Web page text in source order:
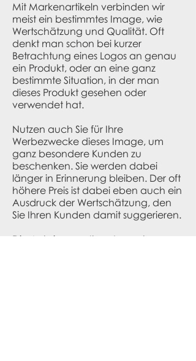
Mit Markenartikeln verbinden wir
meist ein bestimmtes Image, wie
Wertschätzung und Qualität. Oft
denkt man schon bei kurzer
Betrachtung eines Logos an genau
ein Produkt, oder an eine ganz
bestimmte Situation, in der man
dieses Produkt gesehen oder
verwendet hat.
Nutzen auch Sie für Ihre
Werbezwecke dieses Image, um
ganz besondere Kunden zu
beschenken. Sie werden dabei
länger in Erinnerung bleiben. Der oft
höhere Preis ist dabei eben auch ein
Ausdruck der Wertschätzung, den
Sie Ihren Kunden damit suggerieren.
Die Anbringung Ihres Logos bzw.